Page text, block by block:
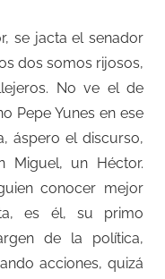
se jacta el senador
dos somos rijosos,
No ve el de
Pepe Yunes en ese
áspero el discurso,
Miguel, un Héctor.
conocer mejor
es él, su primo
de la política,
acciones, quizá